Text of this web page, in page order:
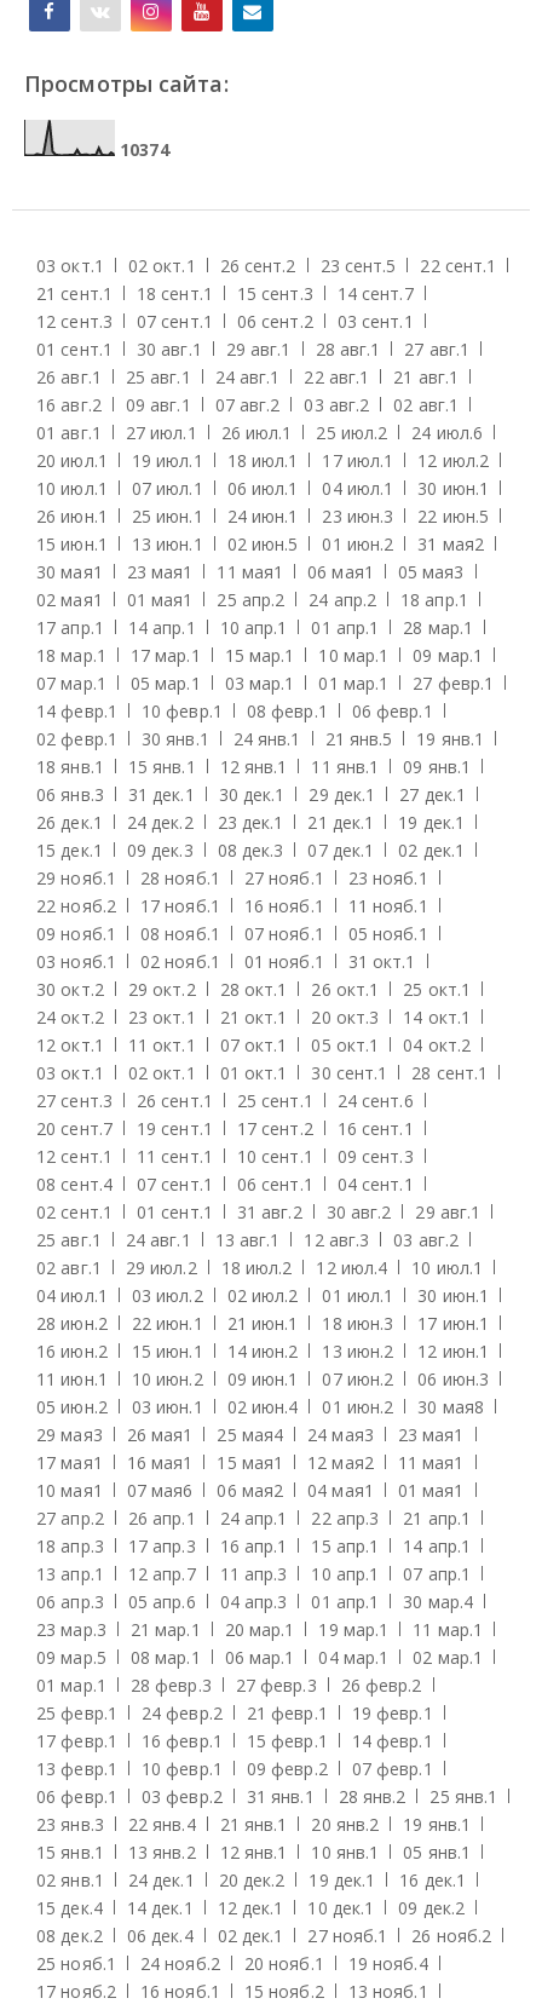
Просмотры сайта:
10374
03 окт.1 02 окт.1 26 сент.2 23 сент.5 22 сент.1
21 сент.1 18 сент.1 15 сент.3 14 сент.7
12 сент.3 07 сент.1 06 сент.2 03 сент.1
01 сент.1 30 авг.1 29 авг.1 28 авг.1 27 авг.1
26 авг.1 25 авг.1 24 авг.1 22 авг.1 21 авг.1
16 авг.2 09 авг.1 07 авг.2 03 авг.2 02 авг.1
01 авг.1 27 июл.1 26 июл.1 25 июл.2 24 июл.6
20 июл.1 19 июл.1 18 июл.1 17 июл.1 12 июл.2
10 июл.1 07 июл.1 06 июл.1 04 июл.1 30 июн.1
26 июн.1 25 июн.1 24 июн.1 23 июн.3 22 июн.5
15 июн.1 13 июн.1 02 июн.5 01 июн.2 31 мая2
30 мая1 23 мая1 11 мая1 06 мая1 05 мая3
02 мая1 01 мая1 25 апр.2 24 апр.2 18 апр.1
17 апр.1 14 апр.1 10 апр.1 01 апр.1 28 мар.1
18 мар.1 17 мар.1 15 мар.1 10 мар.1 09 мар.1
07 мар.1 05 мар.1 03 мар.1 01 мар.1 27 февр.1
14 февр.1 10 февр.1 08 февр.1 06 февр.1
02 февр.1 30 янв.1 24 янв.1 21 янв.5 19 янв.1
18 янв.1 15 янв.1 12 янв.1 11 янв.1 09 янв.1
06 янв.3 31 дек.1 30 дек.1 29 дек.1 27 дек.1
26 дек.1 24 дек.2 23 дек.1 21 дек.1 19 дек.1
15 дек.1 09 дек.3 08 дек.3 07 дек.1 02 дек.1
29 нояб.1 28 нояб.1 27 нояб.1 23 нояб.1
22 нояб.2 17 нояб.1 16 нояб.1 11 нояб.1
09 нояб.1 08 нояб.1 07 нояб.1 05 нояб.1
03 нояб.1 02 нояб.1 01 нояб.1 31 окт.1
30 окт.2 29 окт.2 28 окт.1 26 окт.1 25 окт.1
24 окт.2 23 окт.1 21 окт.1 20 окт.3 14 окт.1
12 окт.1 11 окт.1 07 окт.1 05 окт.1 04 окт.2
03 окт.1 02 окт.1 01 окт.1 30 сент.1 28 сент.1
27 сент.3 26 сент.1 25 сент.1 24 сент.6
20 сент.7 19 сент.1 17 сент.2 16 сент.1
12 сент.1 11 сент.1 10 сент.1 09 сент.3
08 сент.4 07 сент.1 06 сент.1 04 сент.1
02 сент.1 01 сент.1 31 авг.2 30 авг.2 29 авг.1
25 авг.1 24 авг.1 13 авг.1 12 авг.3 03 авг.2
02 авг.1 29 июл.2 18 июл.2 12 июл.4 10 июл.1
04 июл.1 03 июл.2 02 июл.2 01 июл.1 30 июн.1
28 июн.2 22 июн.1 21 июн.1 18 июн.3 17 июн.1
16 июн.2 15 июн.1 14 июн.2 13 июн.2 12 июн.1
11 июн.1 10 июн.2 09 июн.1 07 июн.2 06 июн.3
05 июн.2 03 июн.1 02 июн.4 01 июн.2 30 мая8
29 мая3 26 мая1 25 мая4 24 мая3 23 мая1
17 мая1 16 мая1 15 мая1 12 мая2 11 мая1
10 мая1 07 мая6 06 мая2 04 мая1 01 мая1
27 апр.2 26 апр.1 24 апр.1 22 апр.3 21 апр.1
18 апр.3 17 апр.3 16 апр.1 15 апр.1 14 апр.1
13 апр.1 12 апр.7 11 апр.3 10 апр.1 07 апр.1
06 апр.3 05 апр.6 04 апр.3 01 апр.1 30 мар.4
23 мар.3 21 мар.1 20 мар.1 19 мар.1 11 мар.1
09 мар.5 08 мар.1 06 мар.1 04 мар.1 02 мар.1
01 мар.1 28 февр.3 27 февр.3 26 февр.2
25 февр.1 24 февр.2 21 февр.1 19 февр.1
17 февр.1 16 февр.1 15 февр.1 14 февр.1
13 февр.1 10 февр.1 09 февр.2 07 февр.1
06 февр.1 03 февр.2 31 янв.1 28 янв.2 25 янв.1
23 янв.3 22 янв.4 21 янв.1 20 янв.2 19 янв.1
15 янв.1 13 янв.2 12 янв.1 10 янв.1 05 янв.1
02 янв.1 24 дек.1 20 дек.2 19 дек.1 16 дек.1
15 дек.4 14 дек.1 12 дек.1 10 дек.1 09 дек.2
08 дек.2 06 дек.4 02 дек.1 27 нояб.1 26 нояб.2
25 нояб.1 24 нояб.2 20 нояб.1 19 нояб.4
17 нояб.2 16 нояб.1 15 нояб.2 13 нояб.1